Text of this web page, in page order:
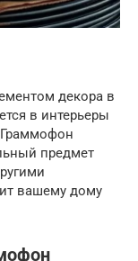
декора в
в интерьеры
Граммофон
предмет
вашему дому